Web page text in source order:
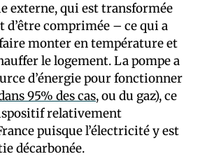
externe, qui est transformée
d’être comprimée – ce qui a
monter en température et
le logement. La pompe a
d’énergie pour fonctionner
95% des cas, ou du gaz), ce
relativement
puisque l’électricité y est
décarbonée.